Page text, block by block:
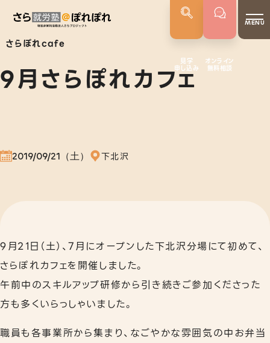
MENU
さらぽれについて
就労実績
若年者就労支援
企業向けサービス
リワークプログラム
見学
申し込み
オンライン
無料相談
さらぽれcafe
9月さらぽれカフェ
2019/09/21（土） 下北沢
9月21日（土）、7月にオープンした下北沢分場にて初めて、
さらぽれカフェを開催しました。
午前中のスキルアップ研修から引き続きご参加くださった
方も多くいらっしゃいました。
職員も各事業所から集まり、なごやかな雰囲気の中お弁当